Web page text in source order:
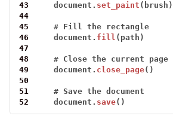
43
document. set_paint (brush)
44
45
# Fill the rectangle
46
document. fill (path)
47
48
# Close the current
page
49
document. close_page()
50
51
# Save the document
52
document. save()